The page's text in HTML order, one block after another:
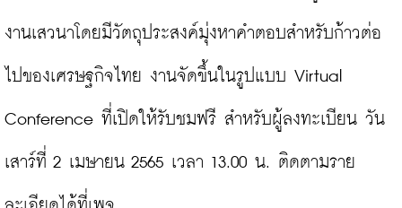
งานเสวนาโดยมีวัตถุประสงค์มุ่งหาคำตอบสำหรับก้าวต่อ
ไปของเศรษฐกิจไทย งานจัดขึ้นในรูปแบบ Virtual
Conference ที่เปิดให้รับชมฟรี สำหรับผู้ลงทะเบียน วัน
เสาร์ที่ 2 เมษายน 2565 เวลา 13.00 น. ติดตามราย